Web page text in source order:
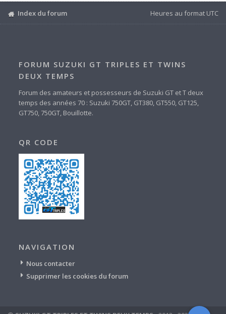
Index du forum Heures au format UTC
FORUM SUZUKI GT TRIPLES ET TWINS
DEUX TEMPS
Forum des amateurs et possesseurs de Suzuki GT et T deux
temps des années 70 : Suzuki 750GT, GT380, GT550, GT125,
GT750, 750GT, Bouillotte.
QR CODE
NAVIGATION
Nous contacter
Supprimer les cookies du forum